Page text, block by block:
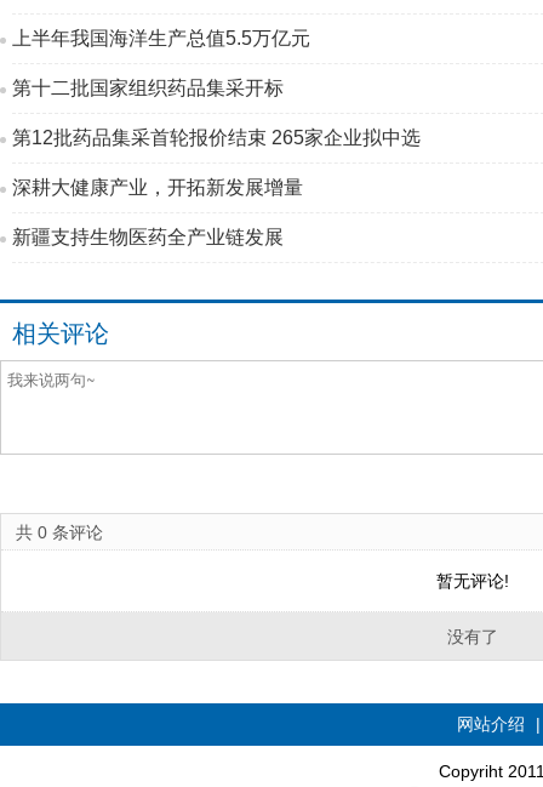
上半年我国海洋生产总值5.5万亿元
第十二批国家组织药品集采开标
第12批药品集采首轮报价结束 265家企业拟中选
深耕大健康产业，开拓新发展增量
新疆支持生物医药全产业链发展
相关评论
共 0 条评论
暂无评论!
没有了
网站介绍
Copyriht